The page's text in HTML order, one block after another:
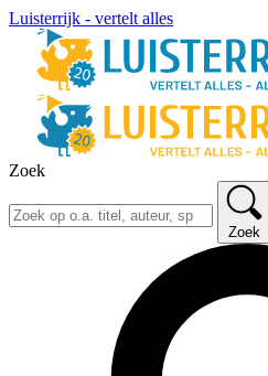
Luisterrijk - vertelt alles
Zoek
Zoek